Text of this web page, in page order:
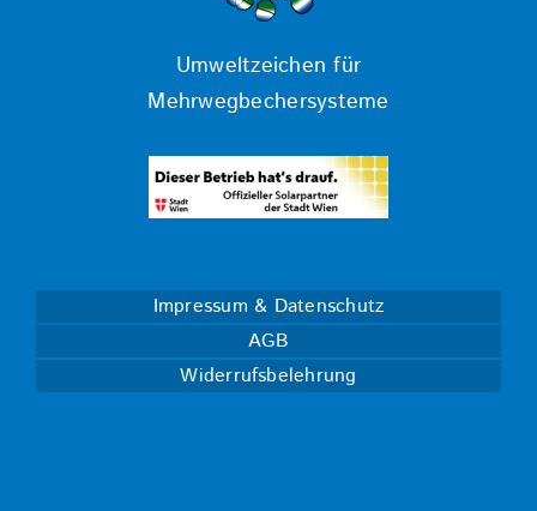
Umweltzeichen für
Mehrwegbechersysteme
Impressum & Datenschutz
AGB
Widerrufsbelehrung